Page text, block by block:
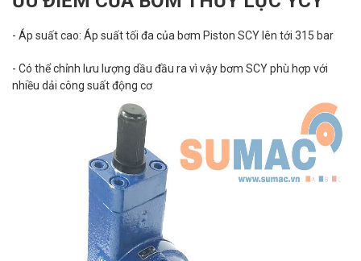
- Áp suất cao: Áp suất tối đa của bơm Piston SCY lên tới 315 bar
- Có thể chỉnh lưu lượng dầu đầu ra vì vậy bơm SCY phù hợp với
nhiều dải công suất động cơ